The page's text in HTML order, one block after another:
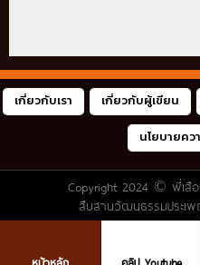
เกี่ยวกับเรา เกี่ยวกับผู้เขียน
นโยบายค
Copyright 2024 © พี่เสื
สืบสานวัฒนธรรมประเ